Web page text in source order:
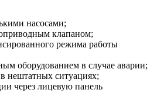
насосами;
клапаном;
режима работы
оборудованием в случае аварии;
нештатных ситуациях;
через лицевую панель